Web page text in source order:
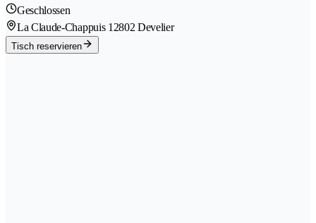
Geschlossen
La Claude-Chappuis 1 2802 Develier
Tisch reservieren